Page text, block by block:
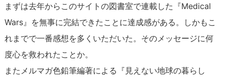
まずは去年からこのサイトの図書室で連載した『Medical
Wars』を無事に完結できたことに達成感がある。しかもこ
れまでで一番感想を多くいただいた。そのメッセージに何
度心を救われたことか。
またメルマガ色鉛筆編著による『見えない地球の暮らし